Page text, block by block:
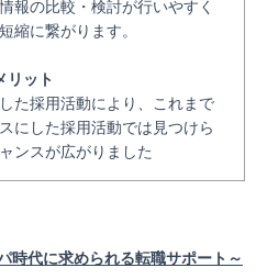
報の比較・検討が行いやすく
縮に繋がります。
リット
た採用活動により、これまで
にした採用活動では見つけら
ンスが広がりました
代に求められる転職サポート～